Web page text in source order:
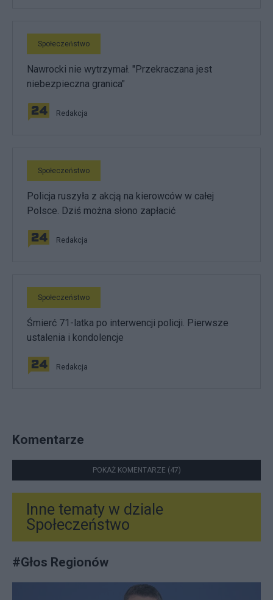
Społeczeństwo
Nawrocki nie wytrzymał. "Przekraczana jest
niebezpieczna granica"
Redakcja
Społeczeństwo
Policja ruszyła z akcją na kierowców w całej
Polsce. Dziś można słono zapłacić
Redakcja
Społeczeństwo
Śmierć 71-latka po interwencji policji. Pierwsze
ustalenia i kondolencje
Redakcja
Komentarze
POKAŻ KOMENTARZE (47)
Inne tematy w dziale
Społeczeństwo
#Głos Regionów